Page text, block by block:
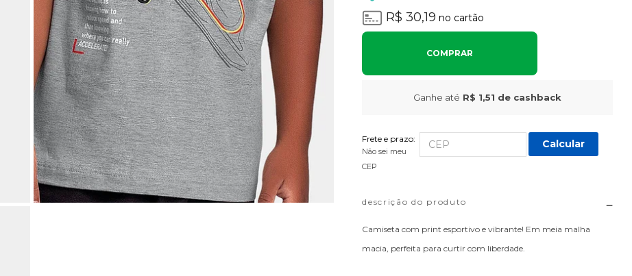
R$ 30,19 no cartão
COMPRAR
Ganhe até R$ 1,51 de cashback
Frete e prazo:
Não sei meu
CEP
Calcular
descrição do produto
Camiseta com print esportivo e vibrante! Em meia malha
macia, perfeita para curtir com liberdade.